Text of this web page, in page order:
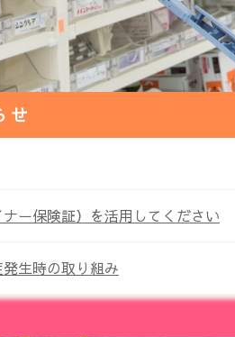
せ
ー保険証）を活用してください
生時の取り組み